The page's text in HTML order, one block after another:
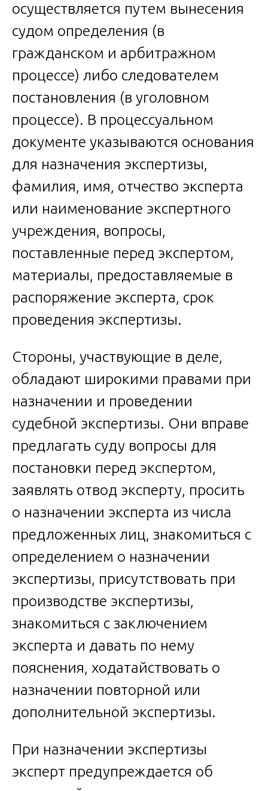
осуществляется путем вынесения
судом определения (в
гражданском и арбитражном
процессе) либо следователем
постановления (в уголовном
процессе). В процессуальном
документе указываются основания
для назначения экспертизы,
фамилия, имя, отчество эксперта
или наименование экспертного
учреждения, вопросы,
поставленные перед экспертом,
материалы, предоставляемые в
распоряжение эксперта, срок
проведения экспертизы.
Стороны, участвующие в деле,
обладают широкими правами при
назначении и проведении
судебной экспертизы. Они вправе
предлагать суду вопросы для
постановки перед экспертом,
заявлять отвод эксперту, просить
о назначении эксперта из числа
предложенных лиц, знакомиться с
определением о назначении
экспертизы, присутствовать при
производстве экспертизы,
знакомиться с заключением
эксперта и давать по нему
пояснения, ходатайствовать о
назначении повторной или
дополнительной экспертизы.
При назначении экспертизы
эксперт предупреждается об